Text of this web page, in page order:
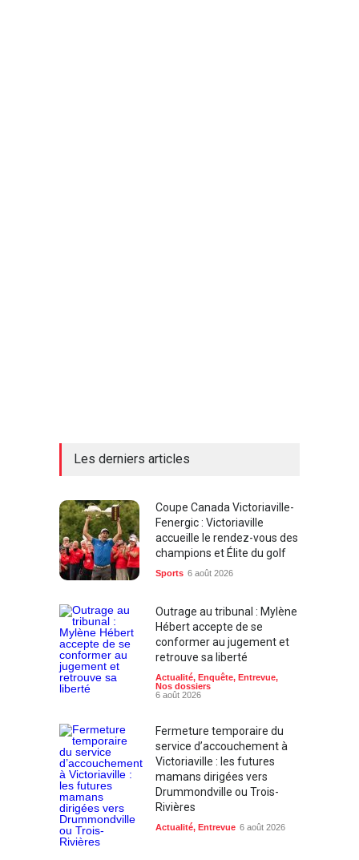
Les derniers articles
Coupe Canada Victoriaville-
Fenergic : Victoriaville
accueille le rendez-vous des
champions et Élite du golf
Sports 6 août 2026
Outrage au tribunal : Mylène
Hébert accepte de se
conformer au jugement et
retrouve sa liberté
Actualité, Enquête, Entrevue,
Nos dossiers
6 août 2026
Fermeture temporaire du
service d’accouchement à
Victoriaville : les futures
mamans dirigées vers
Drummondville ou Trois-
Rivières
Actualité, Entrevue 6 août 2026